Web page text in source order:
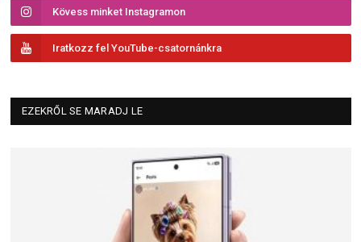
Kövess minket Instagramon
Iratkozz fel YouTube-csatornánkra
EZEKRŐL SE MARADJ LE